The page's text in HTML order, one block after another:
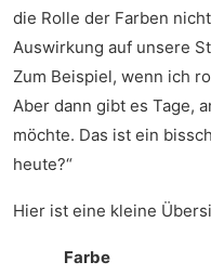
die Rolle der Farben
Auswirkung auf unsere
Zum Beispiel, wenn ich
Aber dann gibt es Tage,
möchte. Das ist ein
heute?“
Hier ist eine kleine
Farbe